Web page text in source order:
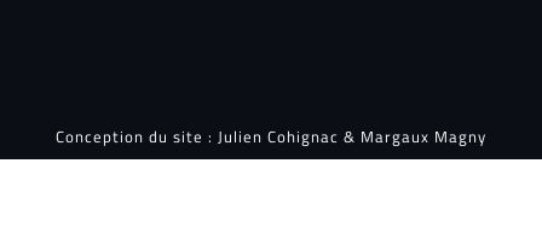
Conception du site : Julien Cohignac & Margaux Magny